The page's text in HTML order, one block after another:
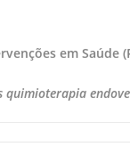
em Saúde